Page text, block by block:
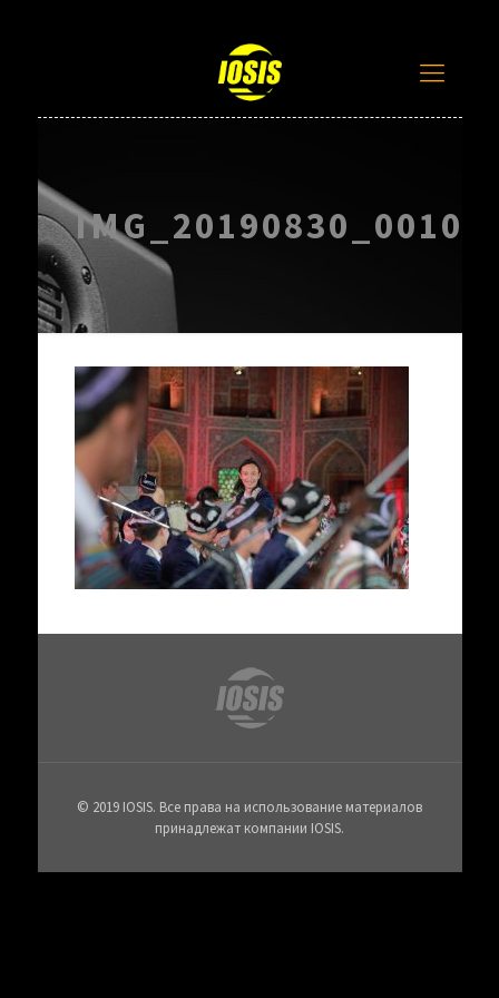
© 2019 IOSIS. Все права на использование материалов
принадлежат компании IOSIS.